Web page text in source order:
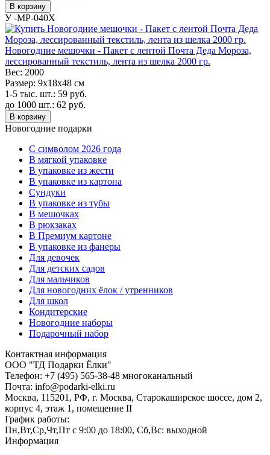
В корзину
У -MP-040X
Новогодние мешочки - Пакет с лентой Почта Деда Мороза,
лессированный текстиль, лента из шелка 2000 гр.
Вес: 2000
Размер: 9х18х48 см
1-5 тыс. шт.: 59 руб.
до 1000 шт.: 62 руб.
В корзину
Новогодние подарки
C символом 2026 года
В мягкой упаковке
В упаковке из жести
В упаковке из картона
Сундуки
В упаковке из тубы
В мешочках
В рюкзаках
В Премиум картоне
В упаковке из фанеры
Для девочек
Для детских садов
Для мальчиков
Для новогодних ёлок / утренников
Для школ
Кондитерские
Новогодние наборы
Подарочный набор
Контактная информация
ООО "ТД Подарки Ёлки"
Телефон: +7 (495) 565-38-48 многоканальный
Почта: info@podarki-elki.ru
Москва, 115201, РФ, г. Москва, Старокаширское шоссе, дом 2,
корпус 4, этаж 1, помещение II
График работы:
Пн,Вт,Ср,Чт,Пт с 9:00 до 18:00, Сб,Вс: выходной
Информация